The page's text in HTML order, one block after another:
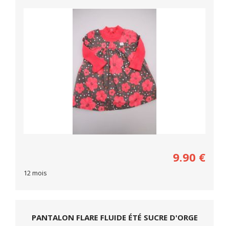
9.90 €
12 mois
PANTALON FLARE FLUIDE ÉTÉ SUCRE D'ORGE